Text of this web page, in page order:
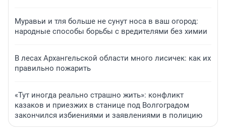
Муравьи и тля больше не сунут носа в ваш огород:
народные способы борьбы с вредителями без химии
В лесах Архангельской области много лисичек: как их
правильно пожарить
«Тут иногда реально страшно жить»: конфликт
казаков и приезжих в станице под Волгоградом
закончился избиениями и заявлениями в полицию